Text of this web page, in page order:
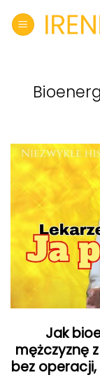
Jak
mężczyznę
bez